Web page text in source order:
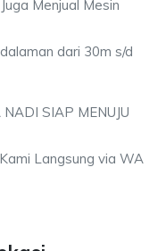
Menjual Mesin
dari 30m s/d
SIAP MENUJU
Langsung via WA